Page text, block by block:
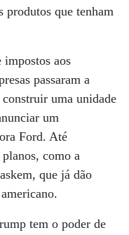
produtos que tenham
impostos aos
passaram a
uma unidade
um
Ford. Até
como a
que já dão
tem o poder de